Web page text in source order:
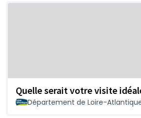
Quelle serait votre visite
Département de Loire-